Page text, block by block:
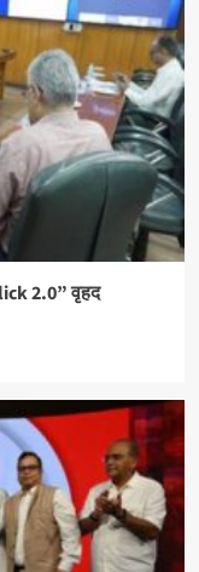
2.0” वृहद